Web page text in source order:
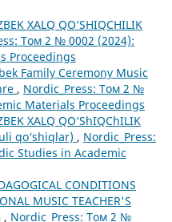
XALQ QO‘SHIQCHILIK
Том 2 № 0002 (2024):
Proceedings
Family Ceremony Music
, Nordic_Press: Том 2 №
Materials Proceedings
XALQ QO‘ShIQChILIK
qo‘shiqlar) , Nordic_Press:
Studies in Academic
CONDITIONS
MUSIC TEACHER'S
, Nordic_Press: Том 2 №